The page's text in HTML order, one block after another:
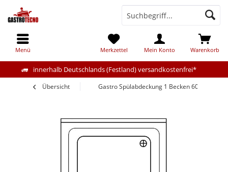
innerhalb Deutschlands (Festland) versandkostenfrei*
Warenkorb
Merkzettel Mein Konto
Menü
Übersicht Gastro Spülabdeckung 1 Becken 60x70cm